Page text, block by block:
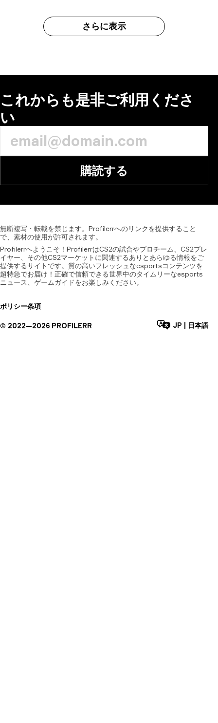
さらに表示
これからも是非ご利用くださ
い
購読する
無断複写・転載を禁じます。Profilerrへのリンクを提供すること
で、素材の使用が許可されます。
Profilerrへようこそ！ProfilerrはCS2の試合やプロチーム、CS2プレ
イヤー、その他CS2マーケットに関連するありとあらゆる情報をご
提供するサイトです。質の高いフレッシュなesportsコンテンツを
超特急でお届け！正確で信頼できる世界中のタイムリーなesports
ニュース、ゲームガイドをお楽しみください。
ポリシー条項
© 2022—2026 PROFILERR JP 日本語